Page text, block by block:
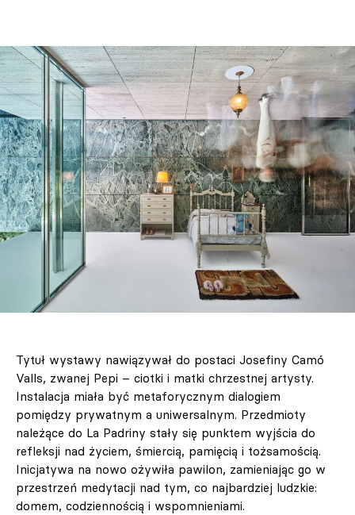
Tytuł wystawy nawiązywał do postaci Josefiny Camó
Valls, zwanej Pepi – ciotki i matki chrzestnej artysty.
Instalacja miała być metaforycznym dialogiem
pomiędzy prywatnym a uniwersalnym. Przedmioty
należące do La Padriny stały się punktem wyjścia do
refleksji nad życiem, śmiercią, pamięcią i tożsamością.
Inicjatywa na nowo ożywiła pawilon, zamieniając go w
przestrzeń medytacji nad tym, co najbardziej ludzkie:
domem, codziennością i wspomnieniami.